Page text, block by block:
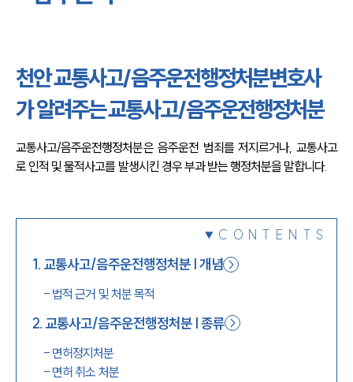
천안 분사무소 오시는 길
천안변호사상담 상담접수
채용정보
천안 교통사고/음주운전행정처분변호사
가 알려주는 교통사고/음주운전행정처분
교통사고/음주운전행정처분은 음주운전 범죄를 저지르거나, 교통사고
로 인적 및 물적사고를 발생시킨 경우 부과 받는 행정처분을 말합니다.
CONTENTS
1.교통사고/음주운전행정처분 | 개념
- 법적 근거 및 처분 목적
2.교통사고/음주운전행정처분 | 종류
- 면허정지처분
- 면허 취소 처분